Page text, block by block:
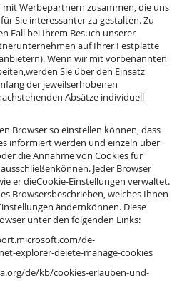
Werbepartnern zusammen, die uns
Sie interessanter zu gestalten. Zu
Fall bei Ihrem Besuch unserer
auf Ihrer Festplatte
Wenn wir mit vorbenannten
Sie über den Einsatz
der jeweilserhobenen
Absätze individuell
Browser so einstellen können, dass
informiert werden und einzeln über
die Annahme von Cookies für
Jeder Browser
er dieCookie-Einstellungen verwaltet.
Browsersbeschrieben, welches Ihnen
ändernkönnen. Diese
unter den folgenden Links:
de-
explorer-delete-manage-cookies
de/kb/cookies-erlauben-und-